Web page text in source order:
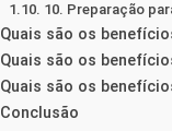
10. Preparação
Quais são os
Quais são os
Quais são os
Conclusão